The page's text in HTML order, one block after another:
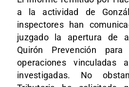
a la actividad de
inspectores han
juzgado la apertura de
Quirón Prevención
operaciones vinculadas
investigadas. No